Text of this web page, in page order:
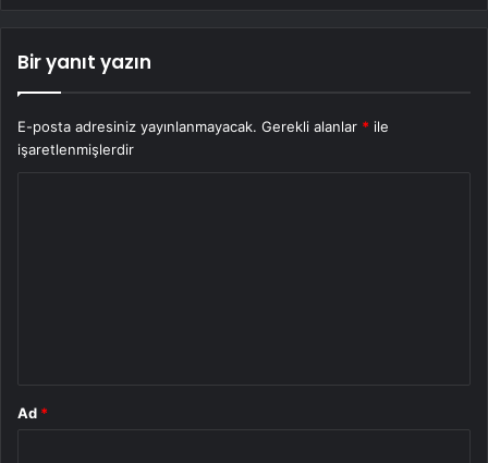
Bir yanıt yazın
E-posta adresiniz yayınlanmayacak. Gerekli alanlar * ile
işaretlenmişlerdir
Ad *